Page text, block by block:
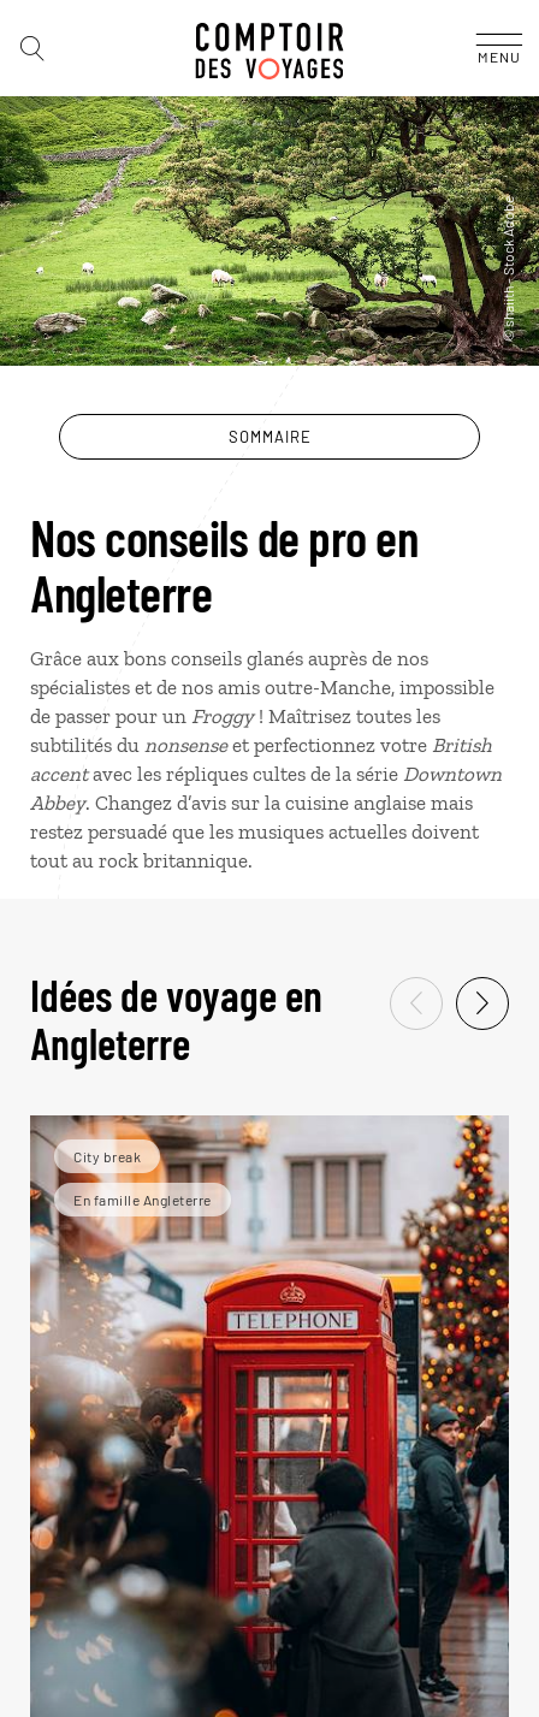
MENU
SOMMAIRE
Nos conseils de pro en
Angleterre
Grâce aux bons conseils glanés auprès de nos
spécialistes et de nos amis outre-Manche, impossible
de passer pour un Froggy! Maîtrisez toutes les
subtilités du nonsenseet perfectionnez votre British
accentavec les répliques cultes de la série Downtown
Abbey. Changez d’avis sur la cuisine anglaise mais
restez persuadé que les musiques actuelles doivent
tout au rock britannique.
Idées de voyage en
Angleterre
City break
En famille Angleterre